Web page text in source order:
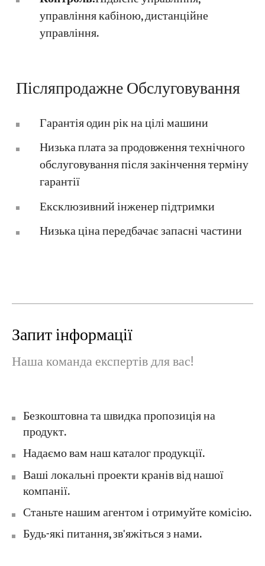
управління кабіною, дистанційне
управління.
Післяпродажне Обслуговування
Гарантія один рік на цілі машини
Низька плата за продовження технічного
обслуговування після закінчення терміну
гарантії
Ексклюзивний інженер підтримки
Низька ціна передбачає запасні частини
Запит інформації
Наша команда експертів для вас!
Безкоштовна та швидка пропозиція на
продукт.
Надаємо вам наш каталог продукції.
Ваші локальні проекти кранів від нашої
компанії.
Станьте нашим агентом і отримуйте комісію.
Будь-які питання, зв'яжіться з нами.